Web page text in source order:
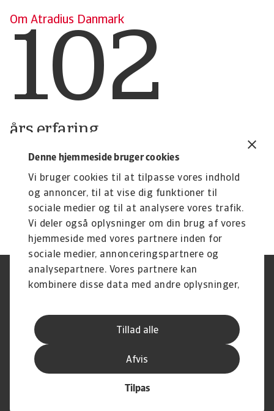
Denne hjemmeside bruger cookies
Vi bruger cookies til at tilpasse vores indhold
og annoncer, til at vise dig funktioner til
sociale medier og til at analysere vores trafik.
Vi deler også oplysninger om din brug af vores
hjemmeside med vores partnere inden for
sociale medier, annonceringspartnere og
analysepartnere. Vores partnere kan
kombinere disse data med andre oplysninger,
fra din brug af deres tjenester.
Tillad alle
Tilpas
Afvis
Om Atradius Danmark
102
års erfaring
og B2B inkasso, og vi har en tæt relation
til vores kunder. Vi sætter tid af til at
samarbejde med din virksomhed, og vi
tilbyder fleksible, datadrevne løsninger til
både start-ups og multinationale
selskaber.
Legal Notice
Privatlivspolitik
Driftstatus
Databeskyttelsesforordningen
Whistleblowing
Klagemulighed